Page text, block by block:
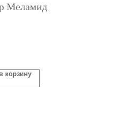
Меламид
корзину